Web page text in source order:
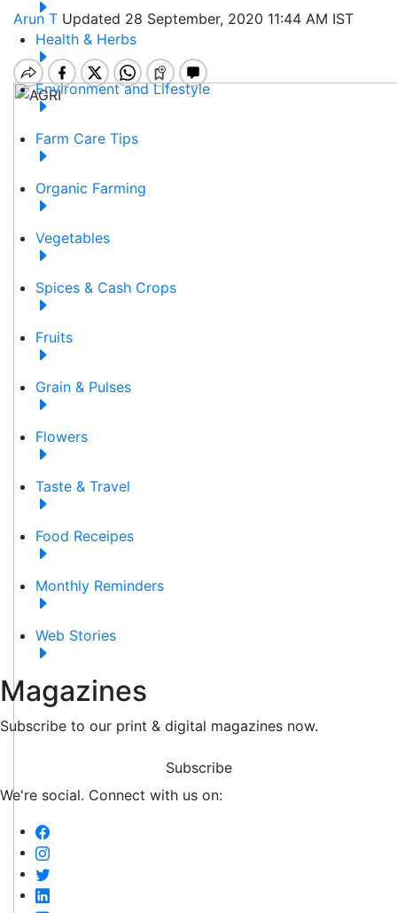
Health & Herbs
Environment and Lifestyle
Farm Care Tips
Organic Farming
Vegetables
Spices & Cash Crops
Fruits
Grain & Pulses
Flowers
Taste & Travel
Food Receipes
Monthly Reminders
Web Stories
Magazines
Subscribe to our print & digital magazines now.
Subscribe
We're social. Connect with us on:
Arun T Updated 28 September, 2020 11:44 AM IST